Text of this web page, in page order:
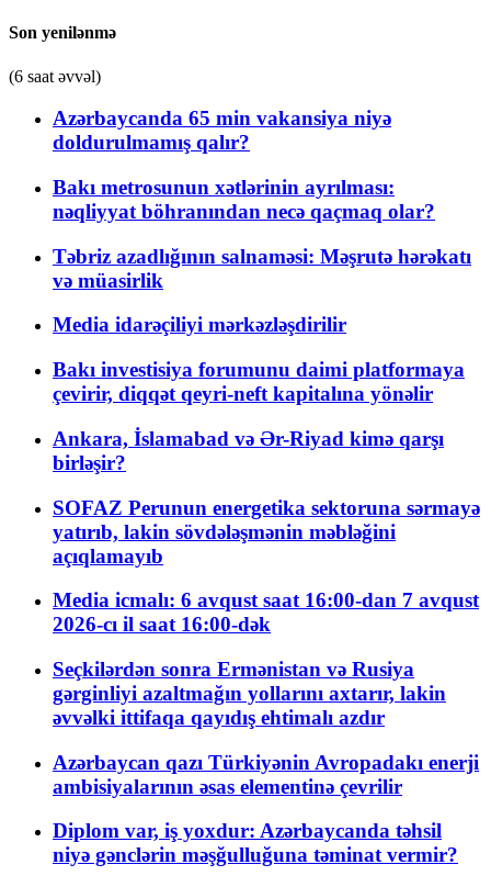
Son yenilənmə
(6 saat əvvəl)
Azərbaycanda 65 min vakansiya niyə
doldurulmamış qalır?
Bakı metrosunun xətlərinin ayrılması:
nəqliyyat böhranından necə qaçmaq olar?
Təbriz azadlığının salnaməsi: Məşrutə hərəkatı
və müasirlik
Media idarəçiliyi mərkəzləşdirilir
Bakı investisiya forumunu daimi platformaya
çevirir, diqqət qeyri-neft kapitalına yönəlir
Ankara, İslamabad və Ər-Riyad kimə qarşı
birləşir?
SOFAZ Perunun energetika sektoruna sərmayə
yatırıb, lakin sövdələşmənin məbləğini
açıqlamayıb
Media icmalı: 6 avqust saat 16:00-dan 7 avqust
2026-cı il saat 16:00-dək
Seçkilərdən sonra Ermənistan və Rusiya
gərginliyi azaltmağın yollarını axtarır, lakin
əvvəlki ittifaqa qayıdış ehtimalı azdır
Azərbaycan qazı Türkiyənin Avropadakı enerji
ambisiyalarının əsas elementinə çevrilir
Diplom var, iş yoxdur: Azərbaycanda təhsil
niyə gənclərin məşğulluğuna təminat vermir?